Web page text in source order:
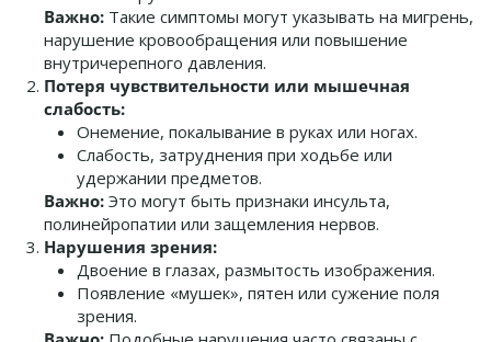
Важно: Такие симптомы могут указывать на мигрень,
нарушение кровообращения или повышение
внутричерепного давления.
Потеря чувствительности или мышечная
слабость:
Онемение, покалывание в руках или ногах.
Слабость, затруднения при ходьбе или
удержании предметов.
Важно: Это могут быть признаки инсульта,
полинейропатии или защемления нервов.
Нарушения зрения:
Двоение в глазах, размытость изображения.
Появление «мушек», пятен или сужение поля
зрения.